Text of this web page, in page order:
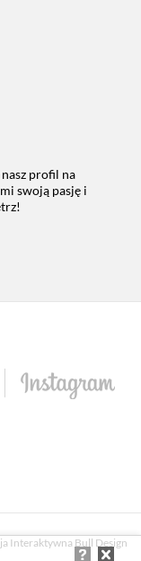
profil na
swoją pasję i
Interaktywna Bull Design